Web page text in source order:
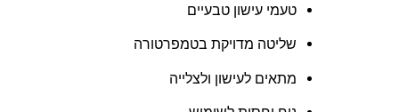
טעמי עישון טבעיים
שליטה מדויקת בטמפרטורה
מתאים לעישון ולצלייה